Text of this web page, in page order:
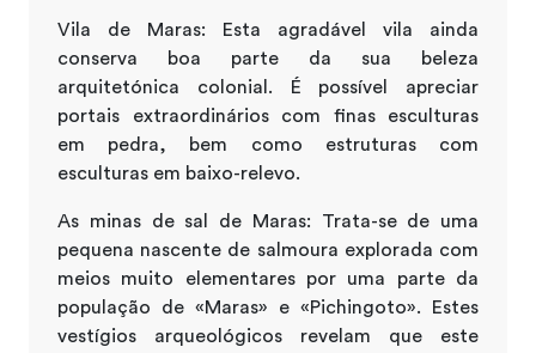
Vila de Maras: Esta agradável vila ainda
conserva boa parte da sua beleza
arquitetónica colonial. É possível apreciar
portais extraordinários com finas esculturas
em pedra, bem como estruturas com
esculturas em baixo-relevo.
As minas de sal de Maras: Trata-se de uma
pequena nascente de salmoura explorada com
meios muito elementares por uma parte da
população de «Maras» e «Pichingoto». Estes
vestígios arqueológicos revelam que este